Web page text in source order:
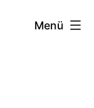
Menü